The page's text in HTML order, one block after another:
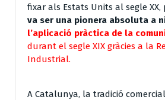
fixar als Estats Units al segle XX,
va ser una pionera absoluta a
l’aplicació pràctica de la
durant el segle XIX gràcies a la
Industrial.
A Catalunya, la tradició